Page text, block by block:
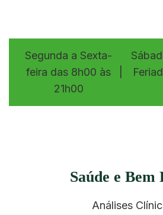
Segunda a Sexta-
feira das 8h00 às
21h00
Saúde e Bem
Análises